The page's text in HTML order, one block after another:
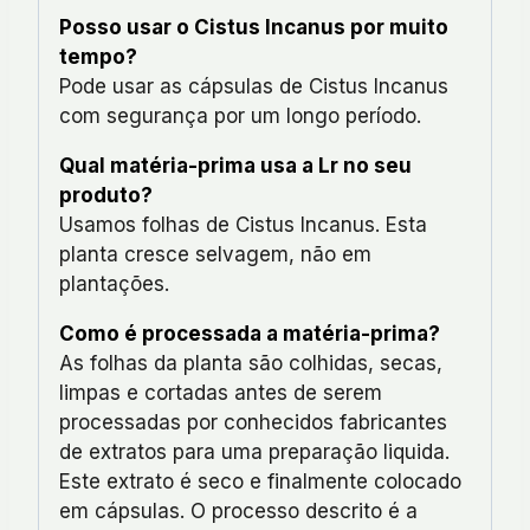
Posso usar o Cistus Incanus por muito
tempo?
Pode usar as cápsulas de Cistus Incanus
com segurança por um longo período.
Qual matéria-prima usa a Lr no seu
produto?
Usamos folhas de Cistus Incanus. Esta
planta cresce selvagem, não em
plantações.
Como é processada a matéria-prima?
As folhas da planta são colhidas, secas,
limpas e cortadas antes de serem
processadas por conhecidos fabricantes
de extratos para uma preparação liquida.
Este extrato é seco e finalmente colocado
em cápsulas. O processo descrito é a